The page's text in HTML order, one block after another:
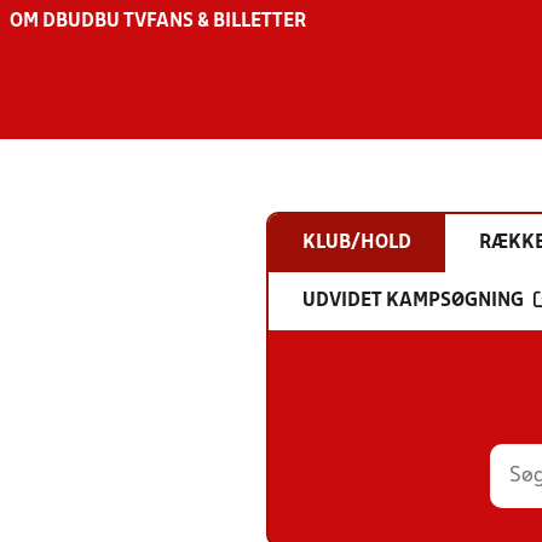
OM DBU DBU TV FANS & BILLETTER
KLUB/HOLD
UDVIDET KAMPSØGNING